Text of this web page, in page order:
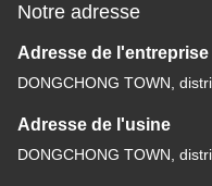
Notre adresse
Adresse de l'entreprise
DONGCHONG TOWN,
Adresse de l'usine
DONGCHONG TOWN,